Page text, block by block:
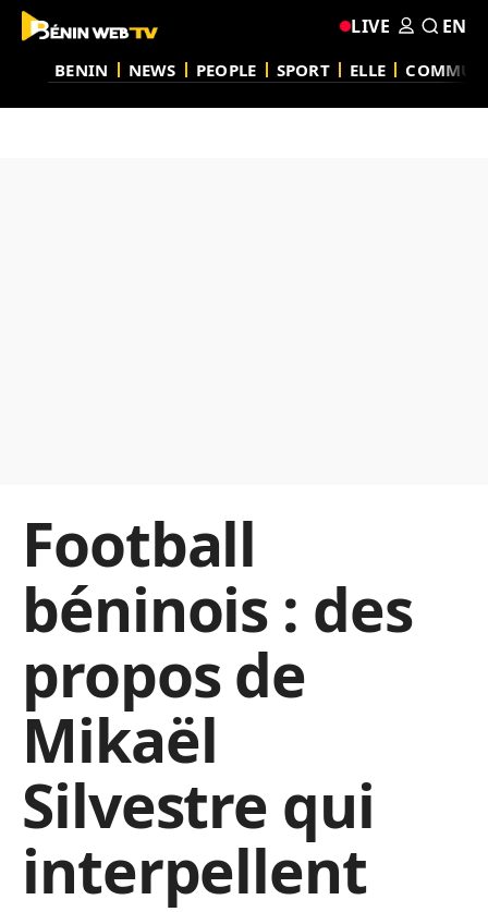
BENIN NEWS PEOPLE SPORT ELLE
LIVE EN
Football
béninois : des
propos de
Mikaël
Silvestre qui
interpellent